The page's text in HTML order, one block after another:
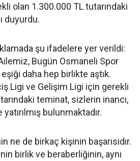
olan 1.300.000 TL tutarındaki
duyurdu.
şu ifadelere yer verildi:
Bugün Osmaneli Spor
daha hep birlikte aştık.
Ligi ve Gelişim Ligi için gerekli
teminat, sizlerin inancı,
bulunmaktadır.
ne de birkaç kişinin başarısıdır.
birlik ve beraberliğinin, aynı